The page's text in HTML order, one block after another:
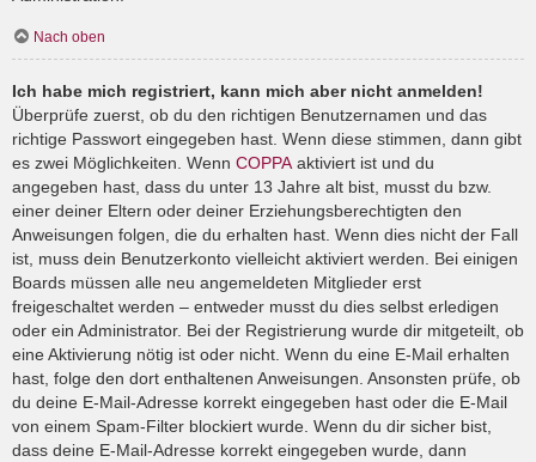
Nach oben
Ich habe mich registriert, kann mich aber nicht anmelden!
Überprüfe zuerst, ob du den richtigen Benutzernamen und das
richtige Passwort eingegeben hast. Wenn diese stimmen, dann gibt
es zwei Möglichkeiten. Wenn COPPA aktiviert ist und du
angegeben hast, dass du unter 13 Jahre alt bist, musst du bzw.
einer deiner Eltern oder deiner Erziehungsberechtigten den
Anweisungen folgen, die du erhalten hast. Wenn dies nicht der Fall
ist, muss dein Benutzerkonto vielleicht aktiviert werden. Bei einigen
Boards müssen alle neu angemeldeten Mitglieder erst
freigeschaltet werden – entweder musst du dies selbst erledigen
oder ein Administrator. Bei der Registrierung wurde dir mitgeteilt, ob
eine Aktivierung nötig ist oder nicht. Wenn du eine E-Mail erhalten
hast, folge den dort enthaltenen Anweisungen. Ansonsten prüfe, ob
du deine E-Mail-Adresse korrekt eingegeben hast oder die E-Mail
von einem Spam-Filter blockiert wurde. Wenn du dir sicher bist,
dass deine E-Mail-Adresse korrekt eingegeben wurde, dann